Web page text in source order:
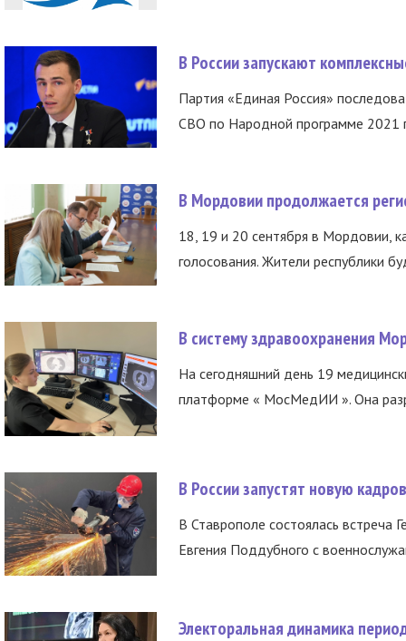
В России запускают
Партия «Единая Россия»
СВО по Народной программе 2021
В Мордовии продолжается
18, 19 и 20 сентября в Мордовии,
голосования. Жители республики
В систему здравоохранения
На сегодняшний день 19
платформе « МосМедИИ ». Она
В России запустят новую
В Ставрополе состоялась встреча
Евгения Поддубного с
Электоральная динамика